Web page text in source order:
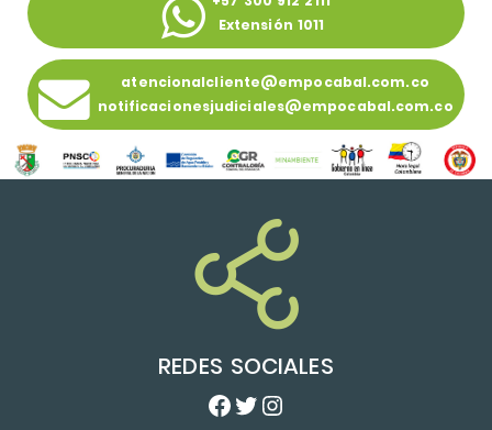
Extensión 1011
atencionalcliente@empocabal.com.co
notificacionesjudiciales@empocabal.com.co
REDES SOCIALES